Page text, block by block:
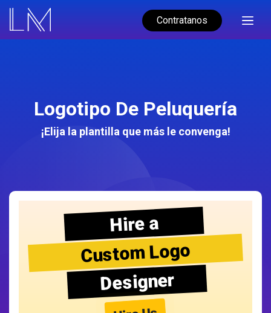
Contratanos
Logotipo De Peluquería
¡Elija la plantilla que más le convenga!
Hire a
Custom Logo
Designer